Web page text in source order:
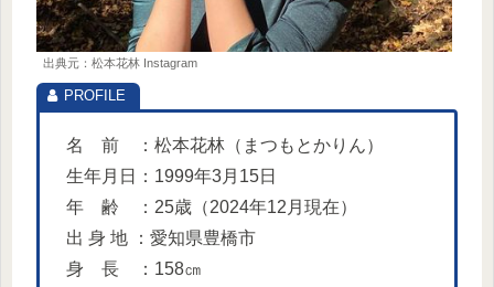
出典元：松本花林 Instagram
名 前 ：松本花林（まつもとかりん）
生年月日：1999年3月15日
年 齢 ：25歳（2024年12月現在）
出 身 地 ：愛知県豊橋市
身 長 ：158㎝